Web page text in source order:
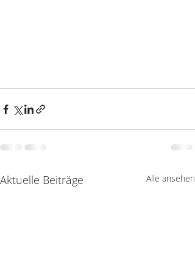
Aktuelle Beiträge Alle ansehen